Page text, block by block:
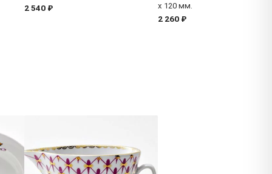
2 540 ₽
x 120 мм.
2 260 ₽